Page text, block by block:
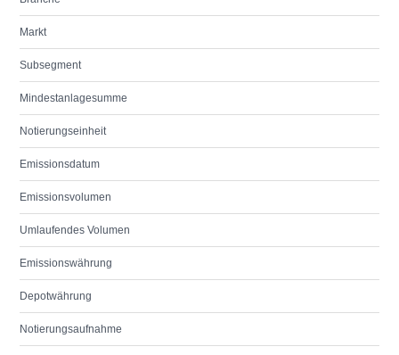
Markt
Subsegment
Mindestanlagesumme
Notierungseinheit
Emissionsdatum
Emissionsvolumen
Umlaufendes Volumen
Emissionswährung
Depotwährung
Notierungsaufnahme